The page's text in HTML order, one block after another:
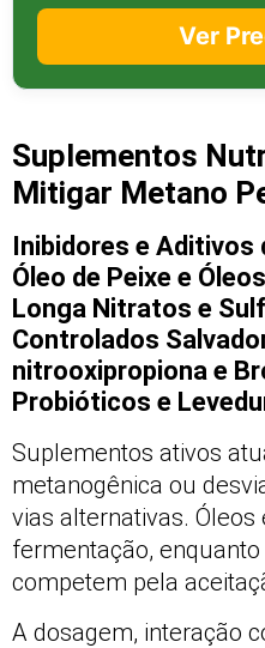
Ver
Suplementos
Mitigar Metano
Inibidores e Aditivos
Óleo de Peixe e
Longa Nitratos e
Controlados
nitrooxipropiona e
Probióticos e
Suplementos ativos
metanogênica ou
vias alternativas.
fermentação,
competem pela
A dosagem, interação